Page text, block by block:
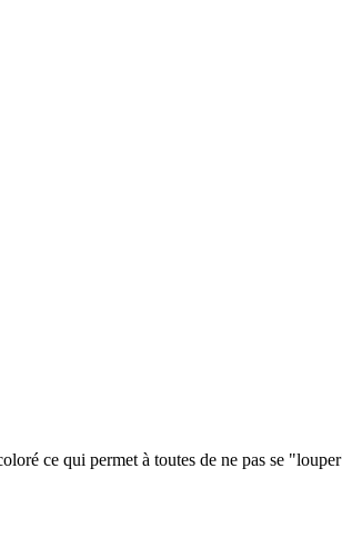
ce qui permet à toutes de ne pas se